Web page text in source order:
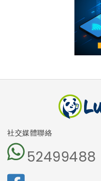
社交媒體聯絡
52499488